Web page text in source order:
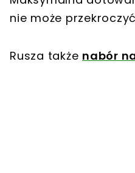
nie może
Rusza także nabór